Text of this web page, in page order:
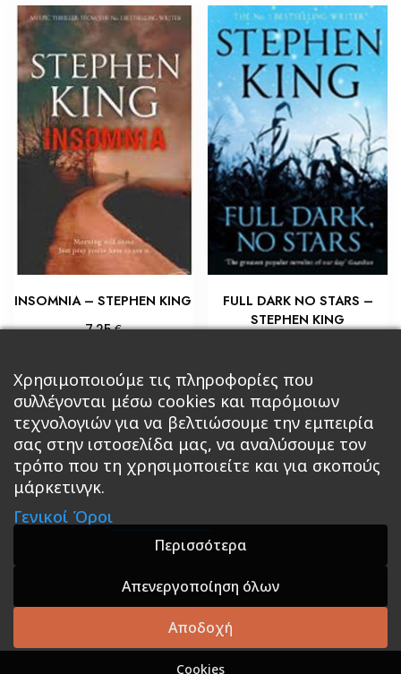
INSOMNIA – STEPHEN KING
7,25€
FULL DARK NO STARS –
STEPHEN KING
Προσθήκη στο καλάθι
Κεντρική Βιβλία
Roleplaying Games Ψυχαγωγία Εκδόσεις Βάρδος
Σε Προσφορά
A theme by GradientThemes - A theme by Gradient
Themes
Χρησιμοποιούμε τις πληροφορίες που
συλλέγονται μέσω cookies και παρόμοιων
τεχνολογιών για να βελτιώσουμε την εμπειρία
σας στην ιστοσελίδα μας, να αναλύσουμε τον
τρόπο που τη χρησιμοποιείτε και για σκοπούς
μάρκετινγκ.
Γενικοί Όροι
Περισσότερα
Απενεργοποίηση όλων
Αποδοχή
Cookies